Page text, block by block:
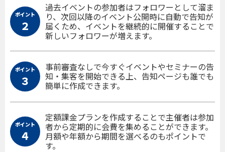
ポイント
２
過去イベントの参加者はフォロワーとして溜ま
り、次回以降のイベント公開時に自動で告知が
届くため、イベントを継続的に開催することで
新しいフォロワーが増えます。
ポイント
３
事前審査なしで今すぐイベントやセミナーの告
知・集客を開始できる上、告知ページも誰でも
簡単に作成できます。
ポイント
４
定額課金プランを作成することで主催者は参加
者から定期的に会費を集めることができます。
月額や年額から期間を選べるのもポイントで
す。